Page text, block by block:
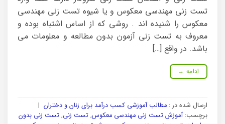
تست زنی مهندسی معکوس و یا شیوه تست زنی مهندسی
معکوس را شنیده اند . روشی که از اساس اشتباه بوده و
معروف به تست زنی آزمون بدون مطالعه و معلومات می
باشد. در واقع […]
ادامه →
ارسال شده در : مطالب آموزشی کسب درآمد برای زنان و دختران |
برچسب:آموزش تست زنی مهندسی معکوس, تست زنی, تست زنی بدون